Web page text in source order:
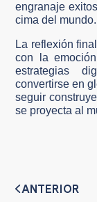
engranaje
cima del mundo.
La reflexión
con la
estrategias
convertirse en
seguir
se proyecta al
ANTERIOR